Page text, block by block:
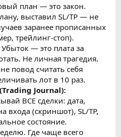
план — это закон.
выставил SL/TP — не
заранее прописанных
трейлинг-стоп).
Убыток — это плата за
Не личная трагедия.
повод считать себя
лот в 10 раз.
Journal):
ВСЕ сделки: дата,
входа (скриншот), SL/TP,
состояние.
Где чаще всего